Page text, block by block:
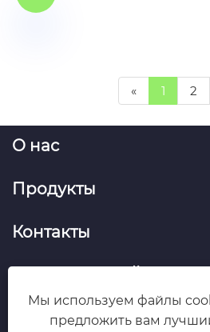
« 1 2
О нас
Продукты
Контакты
Мы используем файлы
предложить вам